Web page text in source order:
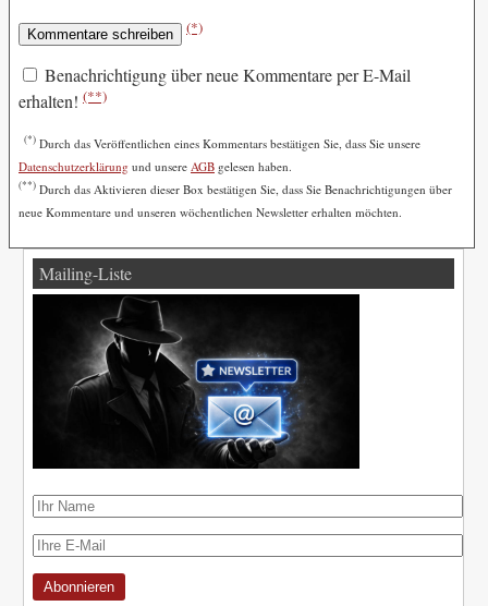
(*)
Benachrichtigung über neue Kommentare per E-Mail
erhalten! (**)
(*) Durch das Veröffentlichen eines Kommentars bestätigen Sie, dass Sie unsere
Datenschutzerklärung und unsere AGB gelesen haben.
(**) Durch das Aktivieren dieser Box bestätigen Sie, dass Sie Benachrichtigungen über
neue Kommentare und unseren wöchentlichen Newsletter erhalten möchten.
Mailing-Liste
Abonnieren